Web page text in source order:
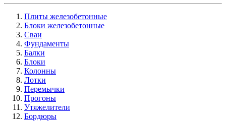
Плиты железобетонные
Блоки железобетонные
Сваи
Фундаменты
Балки
Блоки
Колонны
Лотки
Перемычки
Прогоны
Утяжелители
Бордюры